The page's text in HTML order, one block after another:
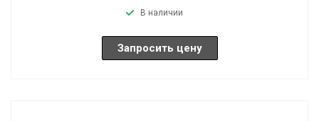
В наличии
Запросить цену